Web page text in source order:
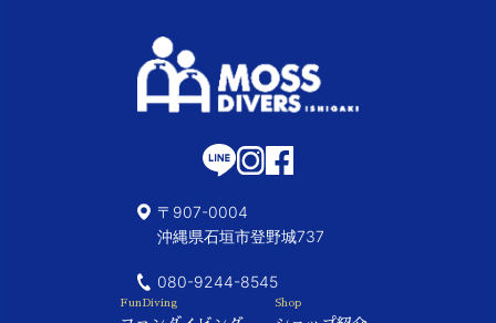
〒907-0004
沖縄県石垣市登野城737
080-9244-8545
FunDiving Shop